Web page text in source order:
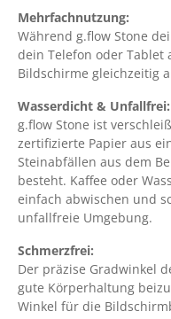
Mehrfachnutzung:
Während g.flow Stone
dein Telefon oder Tablet
Bildschirme gleichzeitig
Wasserdicht & Unfallfrei:
g.flow Stone ist
zertifizierte Papier aus
Steinabfällen aus dem
besteht. Kaffee oder
einfach abwischen und
unfallfreie Umgebung.
Schmerzfrei:
Der präzise Gradwinkel
gute Körperhaltung
Winkel für die